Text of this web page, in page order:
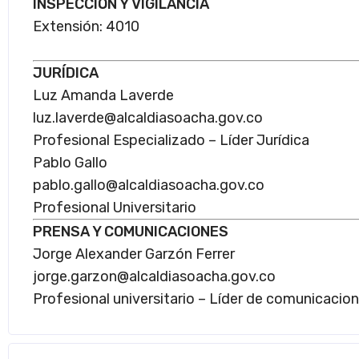
INSPECCIÓN Y VIGILANCIA
Extensión: 4010
JURÍDICA
Luz Amanda Laverde
luz.laverde@alcaldiasoacha.gov.co
Profesional Especializado – Líder Jurídica
Pablo Gallo
pablo.gallo@alcaldiasoacha.gov.co
Profesional Universitario
PRENSA Y COMUNICACIONES
Jorge Alexander Garzón Ferrer
jorge.garzon@alcaldiasoacha.gov.co
Profesional universitario – Líder de